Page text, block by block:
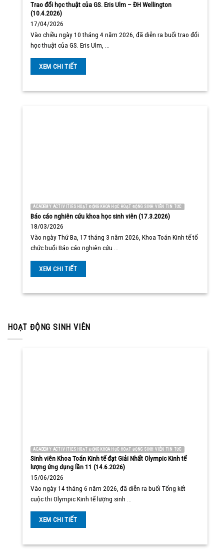
Trao đổi học thuật của GS. Eris Ulm – ĐH Wellington
(10.4.2026)
17/04/2026
Vào chiều ngày 10 tháng 4 năm 2026, đã diễn ra buổi trao đổi
học thuật của GS. Eris Ulm, …
XEM CHI TIẾT
ACADEMY ACTIVITIES HOẠT ĐỘNG KHOA HỌC HOẠT ĐỘNG SINH VIÊN TIN TỨC
Báo cáo nghiên cứu khoa học sinh viên (17.3.2026)
18/03/2026
Vào ngày Thứ Ba, 17 tháng 3 năm 2026, Khoa Toán Kinh tế tổ
chức buổi Báo cáo nghiên cứu …
XEM CHI TIẾT
HOẠT ĐỘNG SINH VIÊN
ACADEMY ACTIVITIES HOẠT ĐỘNG KHOA HỌC HOẠT ĐỘNG SINH VIÊN TIN TỨC
Sinh viên Khoa Toán Kinh tế đạt Giải Nhất Olympic Kinh tế
lượng ứng dụng lần 11 (14.6.2026)
15/06/2026
Vào ngày 14 tháng 6 năm 2026, đã diễn ra buổi Tổng kết
cuộc thi Olympic Kinh tế lượng sinh …
XEM CHI TIẾT